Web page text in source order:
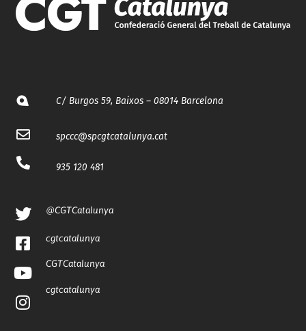
C/ Burgos 59, Baixos – 08014 Barcelona
spccc@spcgtcatalunya.cat
935 120 481
@CGTCatalunya
cgtcatalunya
CGTCatalunya
cgtcatalunya